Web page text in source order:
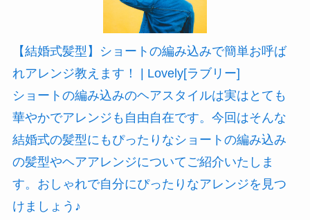
【結婚式髪型】ショートの編み込みで簡単お呼ば
れアレンジ教えます！ | Lovely[ラブリー]
ショートの編み込みのヘアスタイルは実はとても
華やかでアレンジも自由自在です。今回はそんな
結婚式の髪型にもぴったりなショートの編み込み
の髪型やヘアアレンジについてご紹介いたしま
す。おしゃれで自分にぴったりなアレンジを見つ
けましょう♪